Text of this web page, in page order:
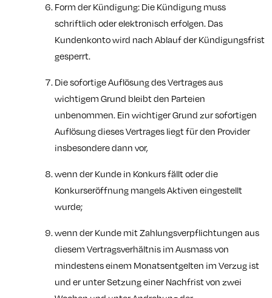
Form der Kündigung: Die Kündigung muss
schriftlich oder elektronisch erfolgen. Das
Kundenkonto wird nach Ablauf der Kündigungsfrist
gesperrt.
Die sofortige Auflösung des Vertrages aus
wichtigem Grund bleibt den Parteien
unbenommen. Ein wichtiger Grund zur sofortigen
Auflösung dieses Vertrages liegt für den Provider
insbesondere dann vor,
wenn der Kunde in Konkurs fällt oder die
Konkurseröffnung mangels Aktiven eingestellt
wurde;
wenn der Kunde mit Zahlungsverpflichtungen aus
diesem Vertragsverhältnis im Ausmass von
mindestens einem Monatsentgelten im Verzug ist
und er unter Setzung einer Nachfrist von zwei